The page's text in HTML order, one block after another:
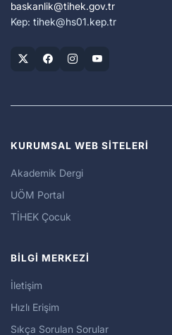
baskanlik tihek.gov.tr
Kep: tihek hs01.kep.tr
KURUMSAL WEB SİTELERİ
Akademik Dergi
UÖM Portal
TİHEK Çocuk
BİLGİ MERKEZİ
İletişim
Hızlı Erişim
Sıkça Sorulan Sorular